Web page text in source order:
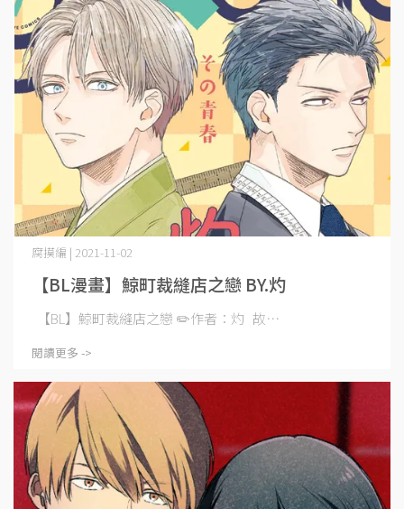
【BL漫畫】鯨町裁縫店之戀 BY.灼
腐摸編 | 2021-11-02
【BL】鯨町裁縫店之戀 ✏️作者：灼 故⋯
閱讀更多 ->